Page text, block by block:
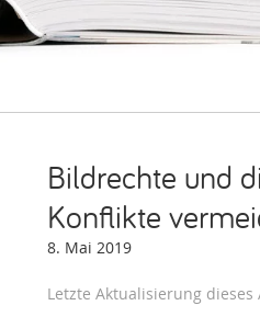
Bildrechte und
Konflikte
8. Mai 2019
Letzte Aktualisierung